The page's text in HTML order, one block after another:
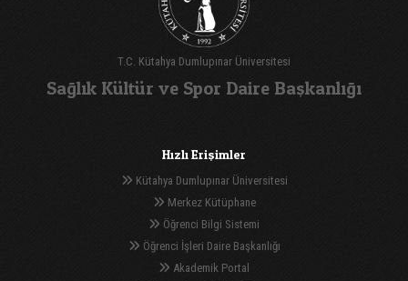
T.C. Kütahya Dumlupınar Üniversitesi
Sağlık Kültür ve Spor Daire Başkanlığı
Hızlı Erişimler
Kütahya Dumlupınar Üniversitesi
Merkez Kütüphane
Öğrenci Bilgi Sistemi
Öğrenci İşleri Daire Başkanlığı
Akademik Portal